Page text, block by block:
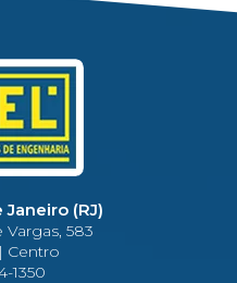
(RJ)
583
Centro
1350